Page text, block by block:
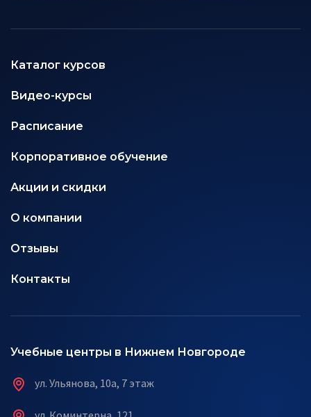
Каталог курсов
Видео-курсы
Расписание
Корпоративное обучение
Акции и скидки
О компании
Отзывы
Контакты
Учебные центры в Нижнем Новгороде
ул. Ульянова, 10а, 7 этаж